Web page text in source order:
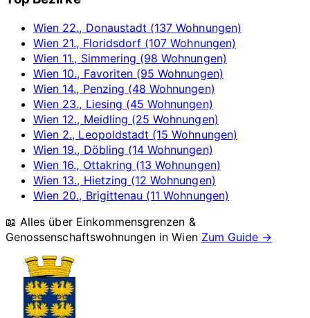
Wien 22., Donaustadt (137 Wohnungen)
Wien 21., Floridsdorf (107 Wohnungen)
Wien 11., Simmering (98 Wohnungen)
Wien 10., Favoriten (95 Wohnungen)
Wien 14., Penzing (48 Wohnungen)
Wien 23., Liesing (45 Wohnungen)
Wien 12., Meidling (25 Wohnungen)
Wien 2., Leopoldstadt (15 Wohnungen)
Wien 19., Döbling (14 Wohnungen)
Wien 16., Ottakring (13 Wohnungen)
Wien 13., Hietzing (12 Wohnungen)
Wien 20., Brigittenau (11 Wohnungen)
📖 Alles über Einkommensgrenzen &
Genossenschaftswohnungen inWien Zum Guide →